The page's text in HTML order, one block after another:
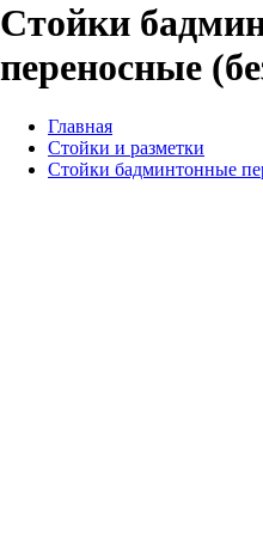
Стойки
переносные
Главная
Стойки и разметки
Стойки бадминтонные